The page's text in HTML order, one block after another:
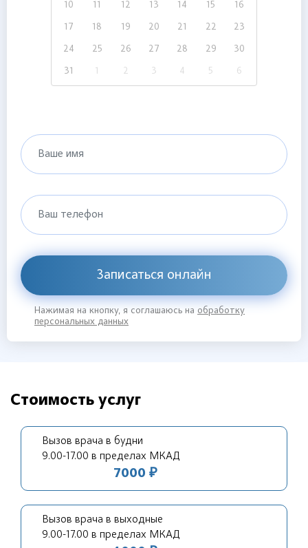
10 11 12 13 14 15 16
17 18 19 20 21 22 23
24 25 26 27 28 29 30
31 1 2 3 4 5 6
Ваше имя
Ваш телефон
Записаться онлайн
Нажимая на кнопку, я соглашаюсь на обработку
персональных данных
Стоимость услуг
Вызов врача в будни
9.00-17.00 в пределах МКАД
7000 ₽
Вызов врача в выходные
9.00-17.00 в пределах МКАД